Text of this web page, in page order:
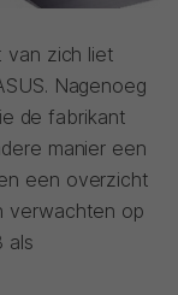
van zich liet
Nagenoeg
de fabrikant
manier een
een overzicht
verwachten op
als